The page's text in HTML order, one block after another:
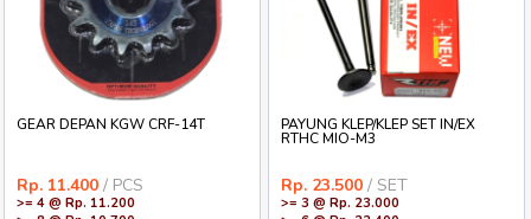
GEAR DEPAN KGW CRF-14T
Rp. 11.400 / PCS
>= 4 @ Rp. 11.200
PAYUNG KLEP/KLEP SET IN/EX
RTHC MIO-M3
Rp. 23.500 / SET
>= 3 @ Rp. 23.000